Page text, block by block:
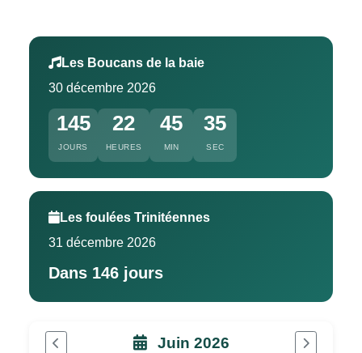
Les Boucans de la baie
30 décembre 2026
145
JOURS
22
HEURES
45
MIN
34
SEC
Les foulées Trinitéennes
31 décembre 2026
Dans 146 jours
Juin 2026